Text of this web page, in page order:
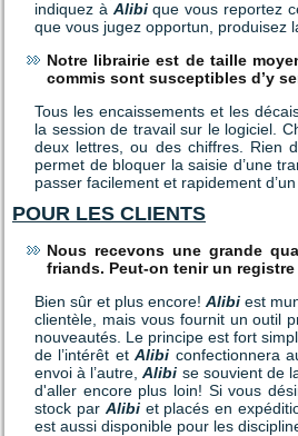
indiquez à Alibique vous reportez
que vous jugez opportun,
Notre librairie est de taille
commis sont susceptibles d’y
Tous les encaissements et les
la session de travail sur le logiciel.
deux lettres, ou des chiffres. Rien
permet de bloquer la saisie d’une
passer facilement et rapidement
POUR LES CLIENTS
Nous recevons une grande
friands. Peut-on tenir un
Bien sûr et plus encore! Alibi est
clientèle, mais vous fournit un outil
nouveautés. Le principe est fort
de l’intérêt etAlibi confectionnera
envoi à l’autre,Alibi se souvient de
d'aller encore plus loin! Si vous
stock par Alibiet placés en
est aussi disponible pour les